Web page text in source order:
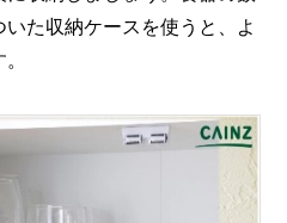
た収納ケースを使うと、よ